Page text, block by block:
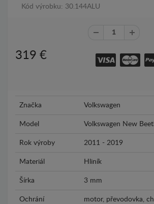
Kód výrobku: 30.144ALU
319 €
Značka Volkswagen
Model Volkswagen New
Rok výroby 2011 - 2019
Materiál Hliník
Šírka 3 mm
Ochrání motor, převodovka,